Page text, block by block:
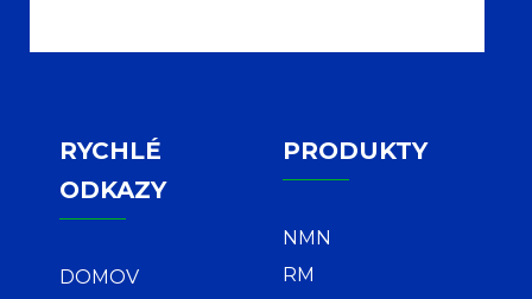
RYCHLÉ
ODKAZY
DOMOV
PRODUKTY
NMN
RM